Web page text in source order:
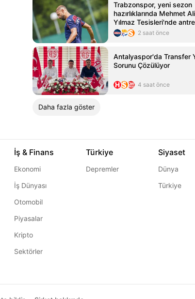
Trabzonspor, yeni sezon
hazırlıklarında Mehmet Ali
Yılmaz Tesisleri'nde
yaptı
2 saat önce
Antalyaspor'da Transfer
Sorunu Çözülüyor
4 saat önce
Daha fazla göster
İş & Finans
Ekonomi
İş Dünyası
Otomobil
Piyasalar
Kripto
Sektörler
Türkiye
Depremler
Siyaset
Dünya
Türkiye